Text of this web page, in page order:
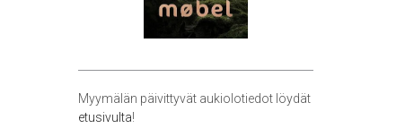
Myymälän päivittyvät aukiolotiedot löydät
etusivulta!